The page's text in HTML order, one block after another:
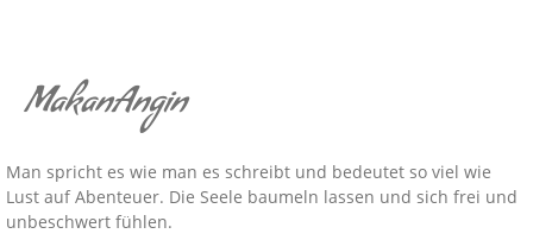
MakanAngin
Man spricht es wie man es schreibt und bedeutet so viel wie
Lust auf Abenteuer. Die Seele baumeln lassen und sich frei und
unbeschwert fühlen.